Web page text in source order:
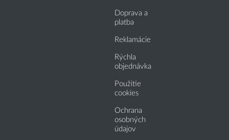
Doprava a
platba
Reklamácie
Rýchla
objednávka
Použitie
cookies
Ochrana
osobných
údajov